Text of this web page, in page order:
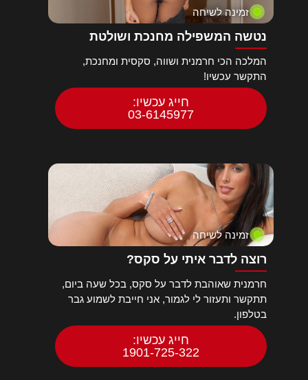
זמינה לשיחה
נטשה המשפילה מחנכת ושולטת
המלכה הכי חרמנית ושווה, סקסית ומחנכת,
התקשר עכשיו!
חייג עכשיו:
03-6145977
זמינה לשיחה
רוצה לדבר איתי על סקס?
חרמנית שאוהבת לדבר על סקס, בכל שעה ביום,
תתקשר ותעזור לי לגמור, אני חייבת לשמוע גבר
בטלפון.
חייג עכשיו:
1901-725-322